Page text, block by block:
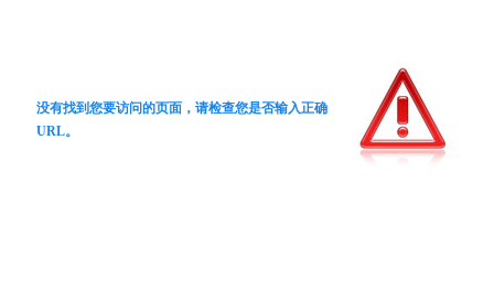
没有找到您要访问的页面，请检查您是否输入正确
URL。